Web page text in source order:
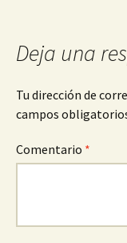
Deja una
Tu dirección de
campos
Comentario *